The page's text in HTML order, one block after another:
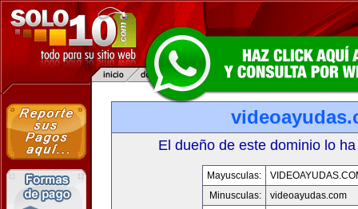
El dueño de este dominio lo
Mayusculas:
Minusculas:
videoayudas.com